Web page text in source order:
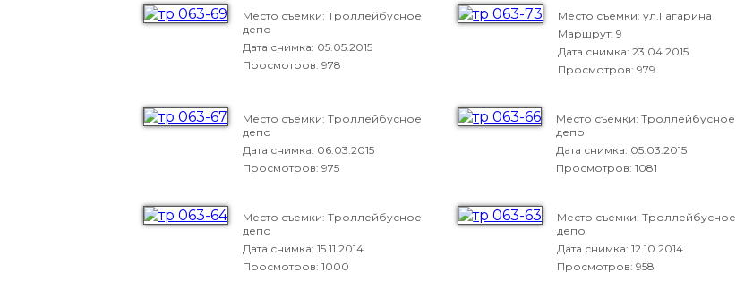
Место съемки: Троллейбусное
депо
Дата снимка: 05.05.2015
Просмотров: 978
Место съемки: ул.Гагарина
Маршрут: 9
Дата снимка:23.04.2015
Просмотров: 979
Место съемки: Троллейбусное
депо
Дата снимка: 06.03.2015
Просмотров: 975
Место съемки: Троллейбусное
депо
Дата снимка: 05.03.2015
Просмотров: 1081
Место съемки: Троллейбусное
депо
Дата снимка: 15.11.2014
Просмотров: 1000
Место съемки: Троллейбусное
депо
Дата снимка:12.10.2014
Просмотров: 958